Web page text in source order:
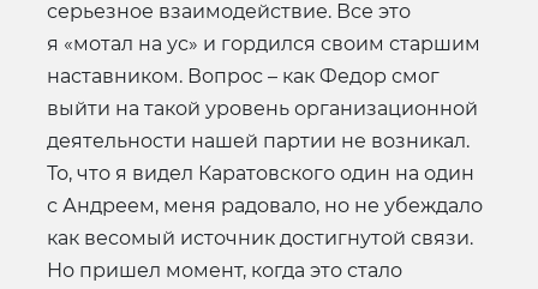
серьезное взаимодействие. Все это
я «мотал на ус» и гордился своим старшим
наставником. Вопрос – как Федор смог
выйти на такой уровень организационной
деятельности нашей партии не возникал.
То, что я видел Каратовского один на один
с Андреем, меня радовало, но не убеждало
как весомый источник достигнутой связи.
Но пришел момент, когда это стало